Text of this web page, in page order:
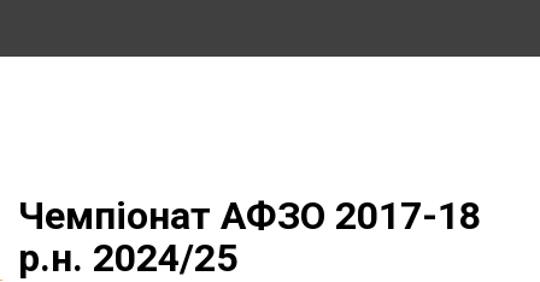
Чемпіонат АФЗО 2017-18
р.н. 2024/25